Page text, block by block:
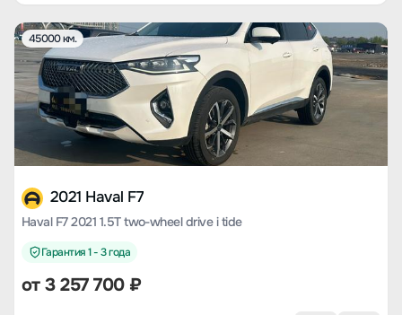
45000 км.
2021 Haval F7
Haval F7 2021 1.5T two-wheel drive i tide
Гарантия 1 - 3 года
от3 257 700₽